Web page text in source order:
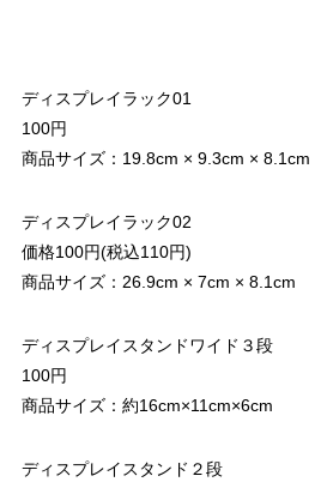
ディスプレイラック01
100円
商品サイズ：19.8cm × 9.3cm × 8.1cm
ディスプレイラック02
価格100円(税込110円)
商品サイズ：26.9cm × 7cm × 8.1cm
ディスプレイスタンドワイド３段
100円
商品サイズ：約16cm×11cm×6cm
ディスプレイスタンド２段